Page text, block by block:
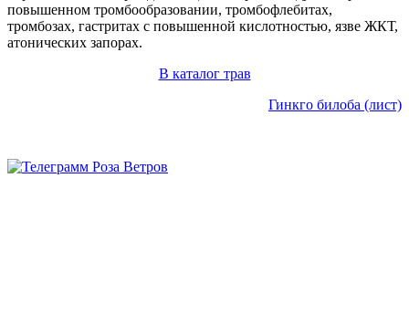
повышенном тромбообразовании, тромбофлебитах,
тромбозах, гастритах с повышенной кислотностью, язве ЖКТ,
атонических запорах.
В каталог трав
Гинкго билоба (лист)